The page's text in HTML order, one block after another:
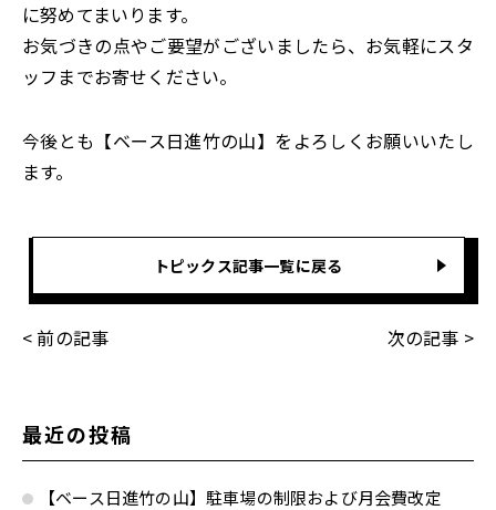
に努めてまいります。
お気づきの点やご要望がございましたら、お気軽にスタ
ッフまでお寄せください。
今後とも【ベース日進竹の山】をよろしくお願いいたし
ます。
トピックス記事一覧に戻る
< 前の記事 次の記事 >
最近の投稿
【ベース日進竹の山】駐車場の制限および月会費改定